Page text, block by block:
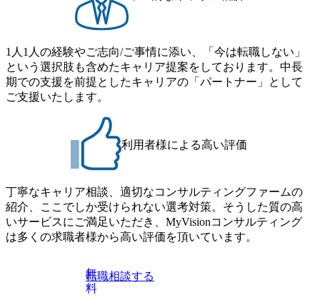
トア
ルタ
者) 5日
グ
成/オンボーディング ・入社
ップ(全員) 8日間:コンサルタ
ント基礎・実践研修(Senior
Manager以下での入社者) 5日
間:リサーチトレーニング
ト陣からのOJT・フォロー
1人1人の経験やご志向/ご事情に添い、「今は転職しない」
という選択肢も含めたキャリア提案をしております。中長
期での支援を前提としたキャリアの「パートナー」として
ご支援いたします。
利用者様による高い評価
丁寧なキャリア相談、適切なコンサルティングファームの
紹介、ここでしか受けられない選考対策。そうした質の高
いサービスにご満足いただき、MyVisionコンサルティング
は多くの求職者様から高い評価を頂いています。
無
料
転職相談する